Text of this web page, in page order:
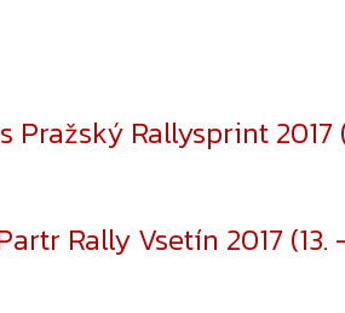
Pražský Rallysprint 2017
Rally Vsetín 2017 (13.